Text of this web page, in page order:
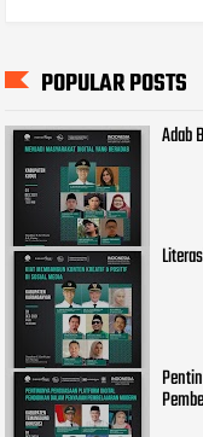
POPULAR POSTS
Adab